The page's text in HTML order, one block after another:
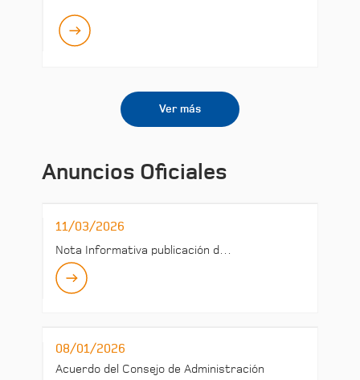
Ver más
Anuncios Oficiales
11/03/2026
Nota Informativa publicación d…
08/01/2026
Acuerdo del Consejo de Administración